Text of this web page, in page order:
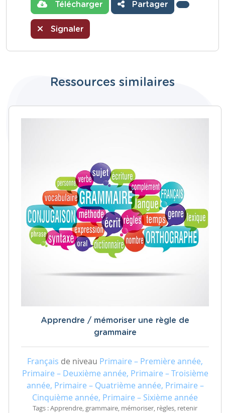
Télécharger Partager
Signaler
Ressources similaires
Apprendre / mémoriser une règle de
grammaire
Français de niveau Primaire – Première année,
Primaire – Deuxième année, Primaire – Troisième
année, Primaire – Quatrième année, Primaire –
Cinquième année, Primaire – Sixième année
Tags : Apprendre, grammaire, mémoriser, règles, retenir